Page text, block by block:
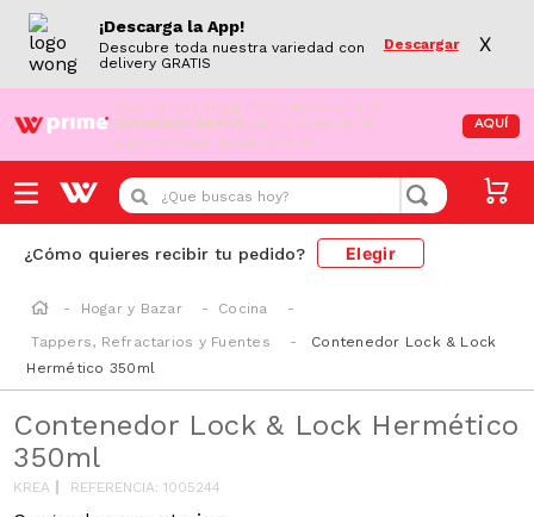
¡Descarga la App!
Descubre toda nuestra variedad con
delivery GRATIS
Descargar X
¡Aún no eres Wong Prime! Aprovecha el
DESPACHO GRATIS en tus compras de
supermercado desde S/79.90
AQUÍ
¿Que buscas hoy?
¿Cómo quieres recibir tu pedido? Elegir
Hogar y Bazar
Cocina
Tappers, Refractarios y Fuentes
Contenedor Lock & Lock
Hermético 350ml
Contenedor Lock & Lock Hermético
350ml
KREA REFERENCIA:1005244